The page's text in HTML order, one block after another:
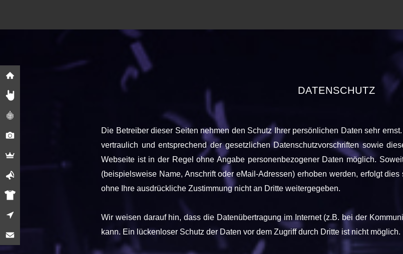
DATENSCHUTZ
Die Betreiber dieser Seiten nehmen den Schutz Ihrer persönlichen Daten sehr
vertraulich und entsprechend der gesetzlichen Datenschutzvorschriften sowie
Webseite ist in der Regel ohne Angabe personenbezogener Daten möglich.
(beispielsweise Name, Anschrift oder eMail-Adressen) erhoben werden, erfolgt
ohne Ihre ausdrückliche Zustimmung nicht an Dritte weitergegeben.
Wir weisen darauf hin, dass die Datenübertragung im Internet (z.B. bei der
kann. Ein lückenloser Schutz der Daten vor dem Zugriff durch Dritte ist nicht möglich.